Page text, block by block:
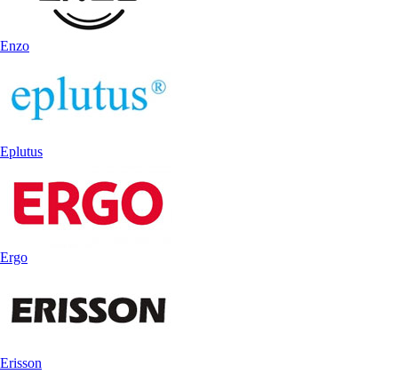
Enzo
Eplutus
Ergo
Erisson